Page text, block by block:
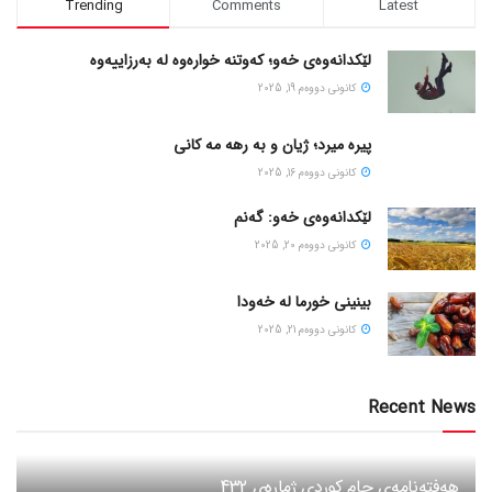
Trending Comments Latest
لێکدانەوەی خەو؛ کەوتنە خوارەوە لە بەرزاییەوە
كانونی دووه‌م 19, 2025
پیره میرد؛ ژیان و به رهه مه کانی
كانونی دووه‌م 16, 2025
لێکدانەوەی خەو: گەنم
كانونی دووه‌م 20, 2025
بینینی خورما لە خەودا
كانونی دووه‌م 21, 2025
Recent News